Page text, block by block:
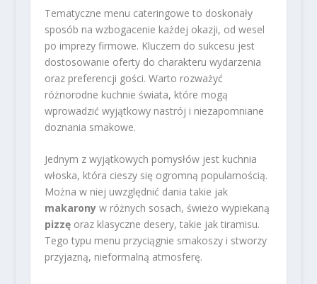
Tematyczne menu cateringowe to doskonały
sposób na wzbogacenie każdej okazji, od wesel
po imprezy firmowe. Kluczem do sukcesu jest
dostosowanie oferty do charakteru wydarzenia
oraz preferencji gości. Warto rozważyć
różnorodne kuchnie świata, które mogą
wprowadzić wyjątkowy nastrój i niezapomniane
doznania smakowe.
Jednym z wyjątkowych pomysłów jest kuchnia
włoska, która cieszy się ogromną popularnością.
Można w niej uwzględnić dania takie jak
makaronyw różnych sosach, świeżo wypiekaną
pizzęoraz klasyczne desery, takie jak tiramisu.
Tego typu menu przyciągnie smakoszy i stworzy
przyjazną, nieformalną atmosferę.